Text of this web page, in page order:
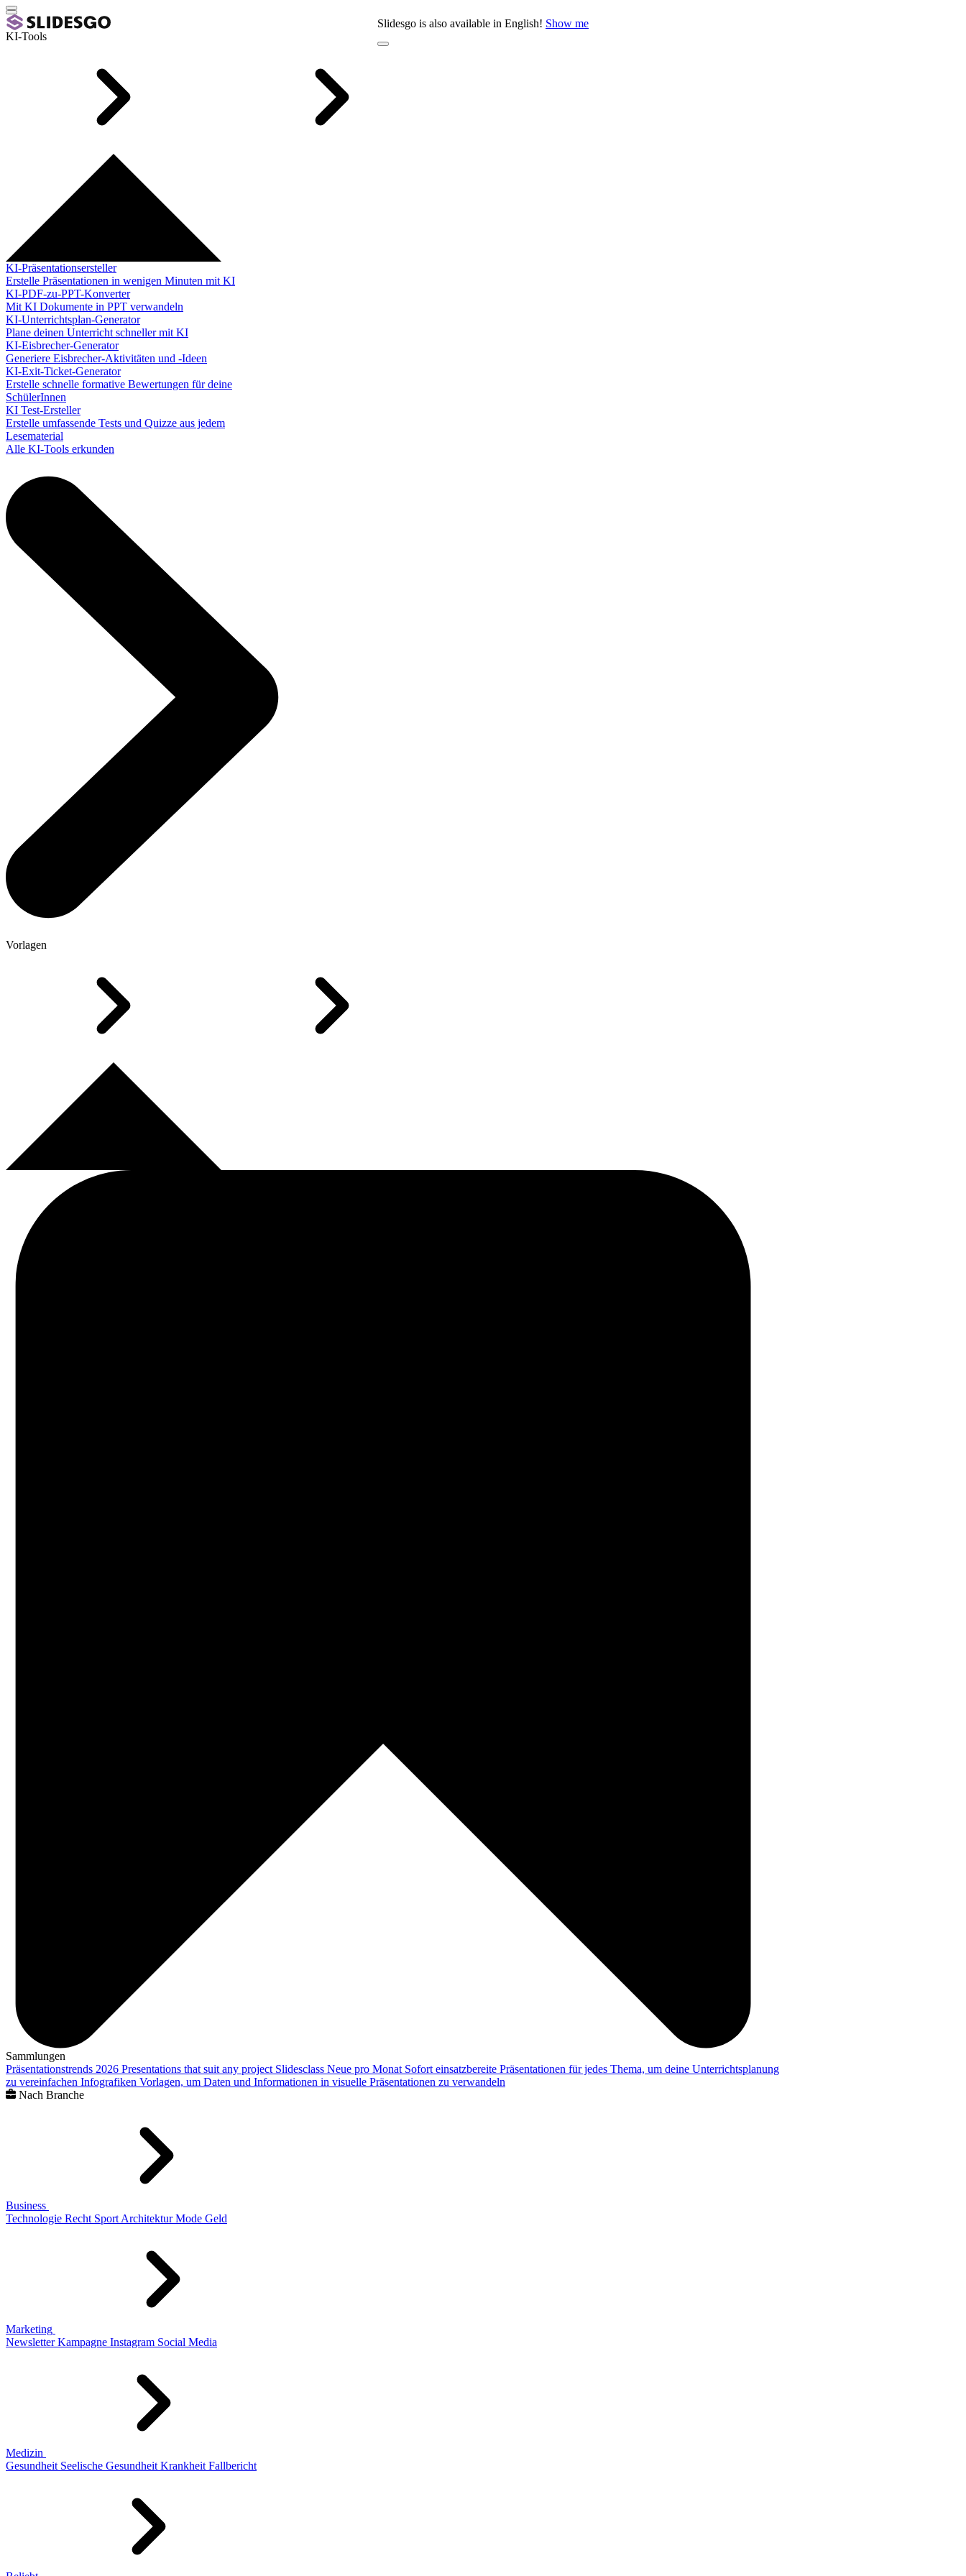
Slidesgo is also available in English! Show me
KI-Tools
KI-Präsentationsersteller
Erstelle Präsentationen in wenigen Minuten mit KI
KI-PDF-zu-PPT-Konverter
Mit KI Dokumente in PPT verwandeln
KI-Unterrichtsplan-Generator
Plane deinen Unterricht schneller mit KI
KI-Eisbrecher-Generator
Generiere Eisbrecher-Aktivitäten und -Ideen
KI-Exit-Ticket-Generator
Erstelle schnelle formative Bewertungen für deine
SchülerInnen
KI Test-Ersteller
Erstelle umfassende Tests und Quizze aus jedem
Lesematerial
Alle KI-Tools erkunden
Vorlagen
Sammlungen
Präsentationstrends 2026 Presentations that suit any project Slidesclass Neue pro Monat Sofort einsatzbereite Präsentationen für jedes Thema, um deine Unterrichtsplanung
zu vereinfachen Infografiken Vorlagen, um Daten und Informationen in visuelle Präsentationen zu verwandeln
Nach Branche
Business
Technologie Recht Sport Architektur Mode Geld
Marketing
Newsletter Kampagne Instagram Social Media
Medizin
Gesundheit Seelische Gesundheit Krankheit Fallbericht